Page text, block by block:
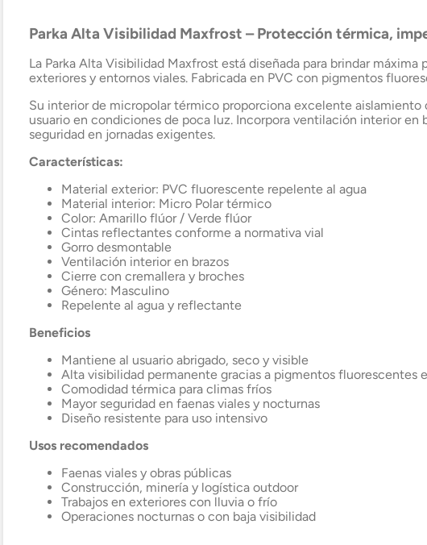
Parka Alta Visibilidad Maxfrost – Protección térmica,
La Parka Alta Visibilidad Maxfrost está diseñada para brindar
exteriores y entornos viales. Fabricada en PVC con pigmentos
Su interior de micropolar térmico proporciona excelente
usuario en condiciones de poca luz. Incorpora ventilación interior
seguridad en jornadas exigentes.
Características:
Material exterior: PVC fluorescente repelente al agua
Material interior: Micro Polar térmico
Color: Amarillo flúor / Verde flúor
Cintas reflectantes conforme a normativa vial
Gorro desmontable
Ventilación interior en brazos
Cierre con cremallera y broches
Género: Masculino
Repelente al agua y reflectante
Beneficios
Mantiene al usuario abrigado, seco y visible
Alta visibilidad permanente gracias a pigmentos fluorescentes
Comodidad térmica para climas fríos
Mayor seguridad en faenas viales y nocturnas
Diseño resistente para uso intensivo
Usos recomendados
Faenas viales y obras públicas
Construcción, minería y logística outdoor
Trabajos en exteriores con lluvia o frío
Operaciones nocturnas o con baja visibilidad